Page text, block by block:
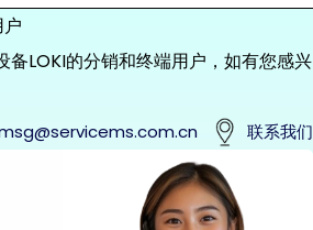
备LOKI的分销和终端用户，如有您感兴
联系我们